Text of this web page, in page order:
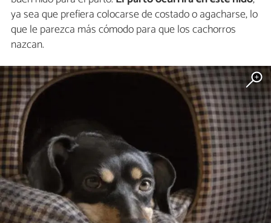
ya sea que prefiera colocarse de costado o agacharse, lo
que le parezca más cómodo para que los cachorros
nazcan.